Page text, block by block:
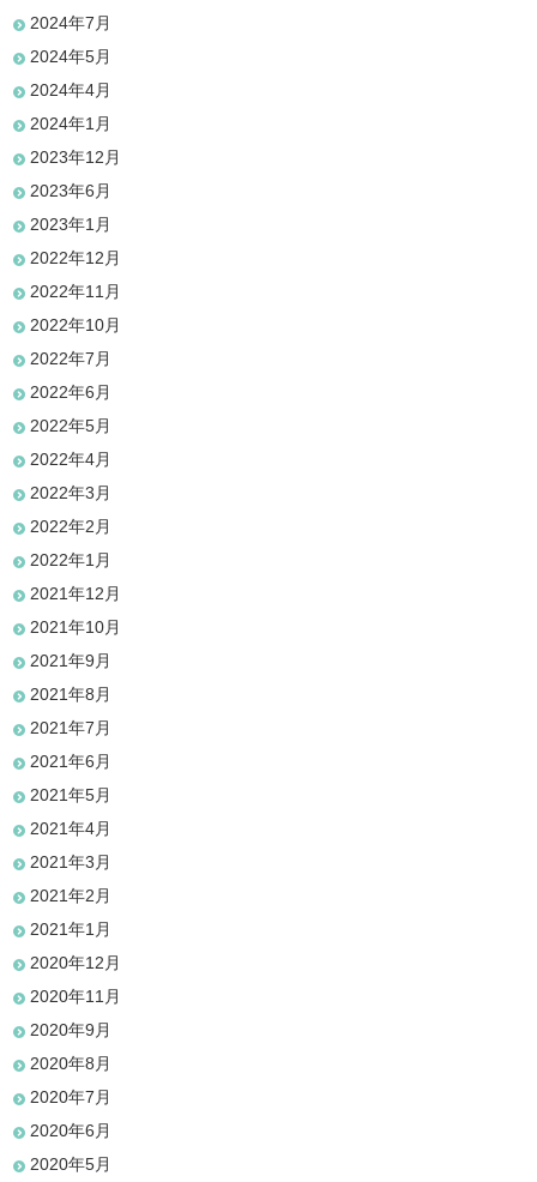
2024年7月
2024年5月
2024年4月
2024年1月
2023年12月
2023年6月
2023年1月
2022年12月
2022年11月
2022年10月
2022年7月
2022年6月
2022年5月
2022年4月
2022年3月
2022年2月
2022年1月
2021年12月
2021年10月
2021年9月
2021年8月
2021年7月
2021年6月
2021年5月
2021年4月
2021年3月
2021年2月
2021年1月
2020年12月
2020年11月
2020年9月
2020年8月
2020年7月
2020年6月
2020年5月